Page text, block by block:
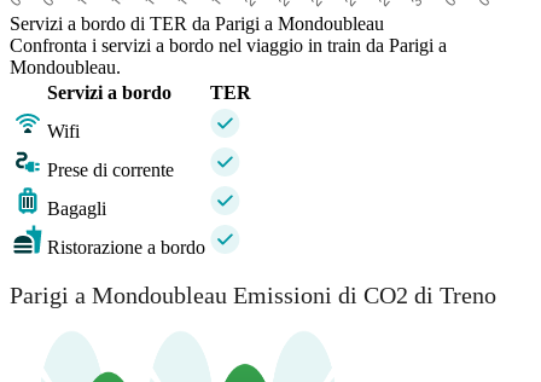
Servizi a bordo di TER da Parigi a Mondoubleau
Confronta i servizi a bordo nel viaggio in train da Parigi a
Mondoubleau.
Servizi a bordo
TER
Wifi
Prese di corrente
Bagagli
Ristorazione a bordo
Parigi a Mondoubleau Emissioni di CO2 di Treno